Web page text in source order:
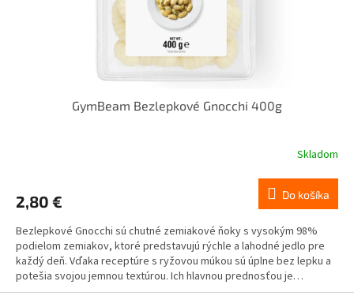
GymBeam Bezlepkové Gnocchi 400g
Skladom
2,80 € Do košíka
Bezlepkové Gnocchi sú chutné zemiakové ňoky s vysokým 98%
podielom zemiakov, ktoré predstavujú rýchle a lahodné jedlo pre
každý deň. Vďaka receptúre s ryžovou múkou sú úplne bez lepku a
potešia svojou jemnou textúrou. Ich hlavnou prednosťou je
blesková príprava. Hotové sú za iba 2 minúty po vyplávaní na